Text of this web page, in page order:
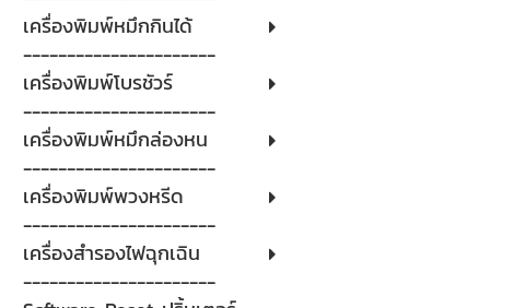
เครื่องพิมพ์หมึกกินได้
----------------------
เครื่องพิมพ์โบรชัวร์
----------------------
เครื่องพิมพ์หมึกล่องหน
----------------------
เครื่องพิมพ์พวงหรีด
----------------------
เครื่องสำรองไฟฉุกเฉิน
----------------------